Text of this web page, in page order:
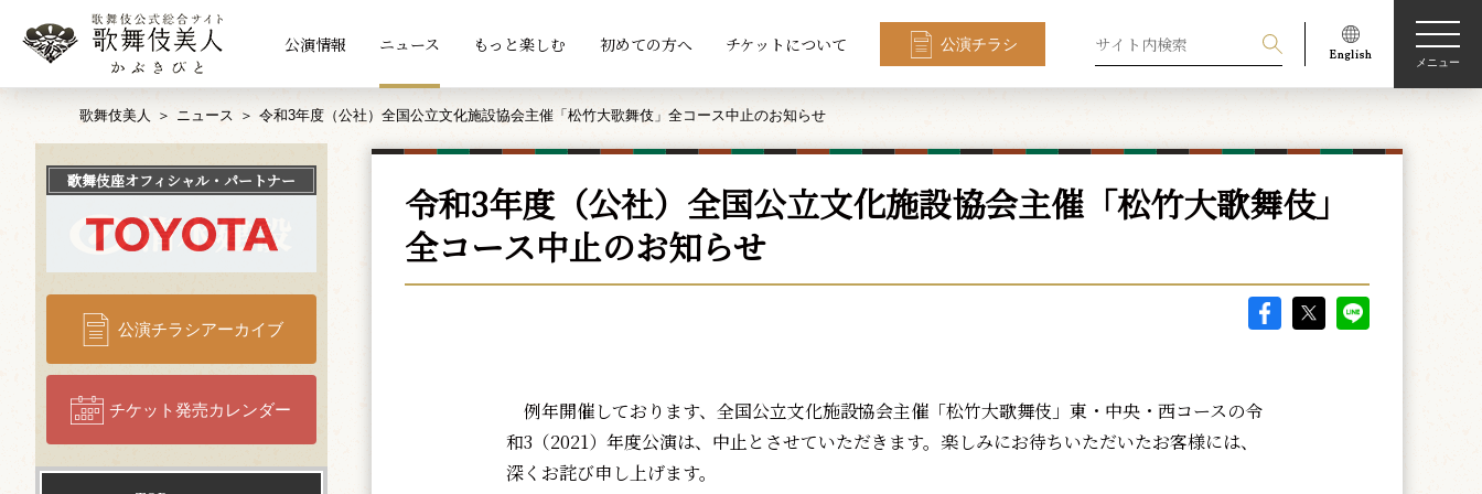
公演情報 ニュース もっと楽しむ 初めての方へ チケットについて 公演チラシ
メニュー
歌舞伎美人 ニュース 令和3年度（公社）全国公立文化施設協会主催「松竹大歌舞伎」全コース中止のお知らせ
令和3年度（公社）全国公立文化施設協会主催「松竹大歌舞伎」
全コース中止のお知らせ
例年開催しております、全国公立文化施設協会主催「松竹大歌舞伎」東・中央・西コースの令
和3（2021）年度公演は、中止とさせていただきます。楽しみにお待ちいただいたお客様には、
深くお詫び申し上げます。
歌舞伎座オフィシャル・パートナー
公演チラシアーカイブ
チケット発売カレンダー